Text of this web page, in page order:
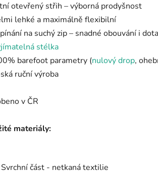
otevřený střih – výborná prodyšnost
lehké a maximálně flexibilní
na suchý zip – snadné obouvání i
stélka
barefoot parametry (nulový drop,
ruční výroba
v ČR
materiály:
Svrchní část - netkaná textilie